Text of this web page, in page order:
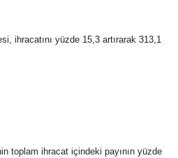
ihracatını yüzde 15,3 artırarak 313,1
toplam ihracat içindeki payının yüzde